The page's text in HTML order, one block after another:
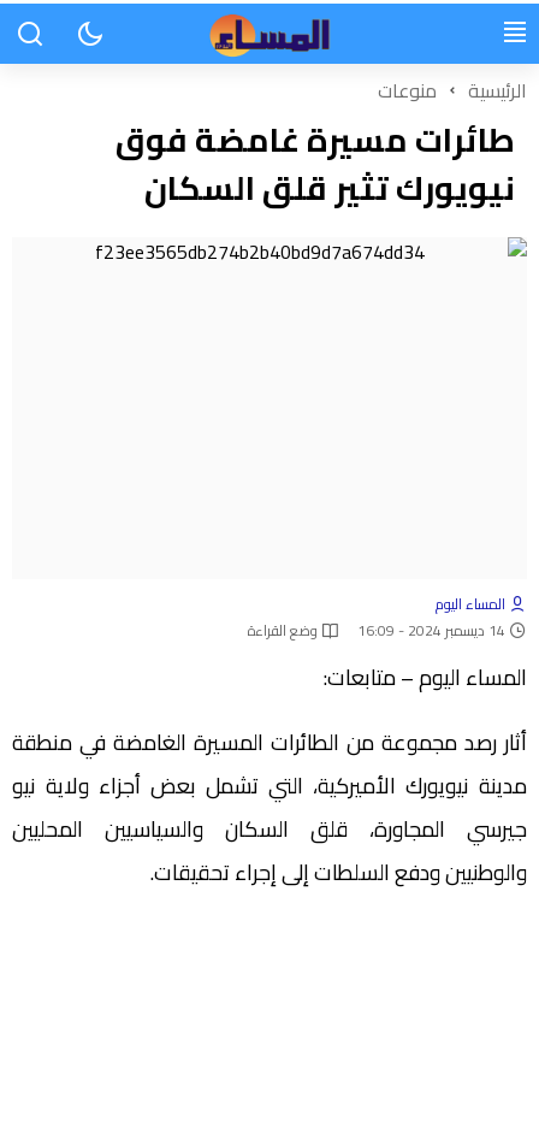
الرئيسية منوعات
طائرات مسيرة غامضة فوق
نيويورك تثير قلق السكان
المساء اليوم
14 ديسمبر 2024 - 16:09
وضع القراءة
المساء اليوم – متابعات:
أثار رصد مجموعة من الطائرات المسيرة الغامضة في منطقة
مدينة نيويورك الأميركية، التي تشمل بعض أجزاء ولاية نيو
جيرسي المجاورة، قلق السكان والسياسيين المحليين
والوطنيين ودفع السلطات إلى إجراء تحقيقات.